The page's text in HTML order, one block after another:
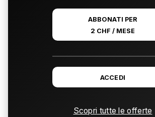
ABBONATI PER
2 CHF / MESE
ACCEDI
Scopri tutte le offerte